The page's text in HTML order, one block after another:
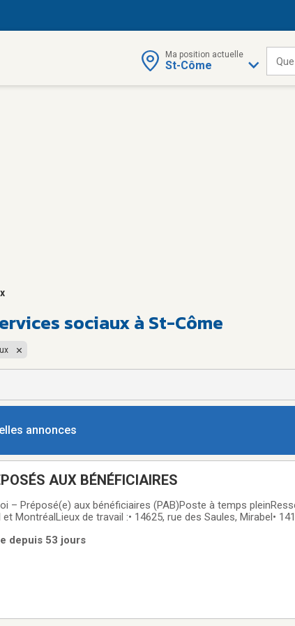
Ma position actuelle
St-Côme
sociaux à St-Côme
annonces
AUX BÉNÉFICIAIRES
– Préposé(e) aux bénéficiaires (PAB)Poste à temps
MontréalLieux de travail :• 14625, rue des Saules, Mirabel•
présentant des
depuis 53 jours